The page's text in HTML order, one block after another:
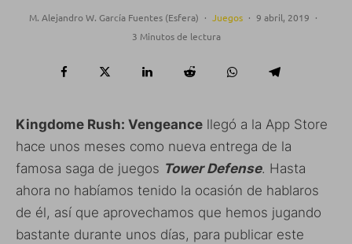
M. Alejandro W. García Fuentes (Esfera) · Juegos · 9 abril, 2019 ·
3 Minutos de lectura
Kingdome Rush: Vengeance llegó a la App Store
hace unos meses como nueva entrega de la
famosa saga de juegos Tower Defense. Hasta
ahora no habíamos tenido la ocasión de hablaros
de él, así que aprovechamos que hemos jugando
bastante durante unos días, para publicar este